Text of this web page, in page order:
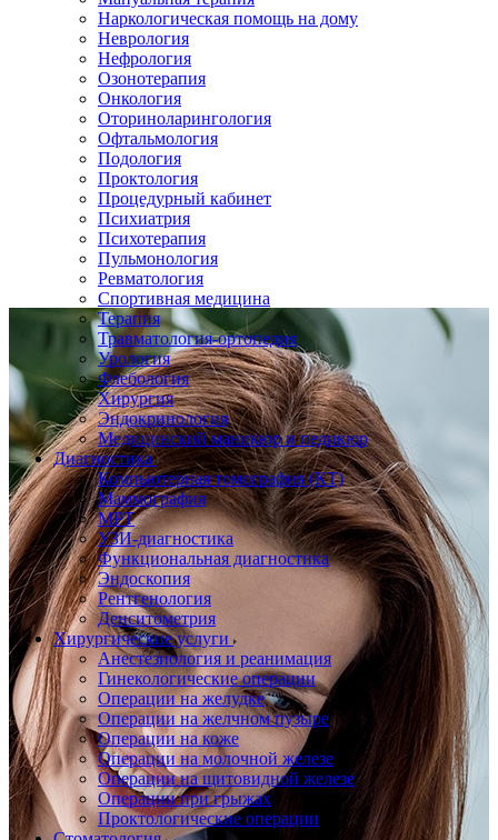
Наркологическая помощь на дому
Неврология
Нефрология
Озонотерапия
Онкология
Оториноларингология
Офтальмология
Подология
Проктология
Процедурный кабинет
Психиатрия
Психотерапия
Пульмонология
Ревматология
Спортивная медицина
Терапия
Травматология-ортопедия
Урология
Флебология
Хирургия
Эндокринология
Медицинский маникюр и педикюр
Диагностика
Компьютерная томография (КТ)
Маммография
МРТ
УЗИ-диагностика
Функциональная диагностика
Эндоскопия
Рентгенология
Денситометрия
Хирургические услуги
Анестезиология и реанимация
Гинекологические операции
Операции на желудке
Операции на желчном пузыре
Операции на коже
Операции на молочной железе
Операции на щитовидной железе
Операции при грыжах
Проктологические операции